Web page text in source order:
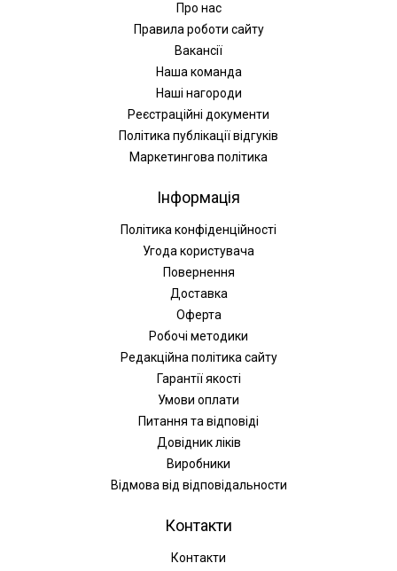
Про нас
Правила роботи сайту
Вакансії
Наша команда
Наші нагороди
Реєстраційні документи
Політика публікації відгуків
Маркетингова політика
Інформація
Політика конфіденційності
Угода користувача
Повернення
Доставка
Оферта
Робочі методики
Редакційна політика сайту
Гарантії якості
Умови оплати
Питання та відповіді
Довідник ліків
Виробники
Відмова від відповідальности
Контакти
Контакти